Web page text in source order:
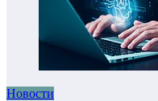
Новости